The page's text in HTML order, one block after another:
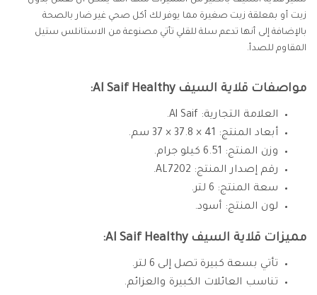
زيت أو بمعلقة زيت صغيرة مما يوفر لك أكل صحي غير ضار بالصحة
بالإضافة إلى أنها تدعم سلة للقلي تأتي مصنوعة من الاستانلس ستيل
المقاوم للصدأ.
مواصفات قلاية السيف Al Saif Healthy:
العلامة التجارية: ‎Al Saif.
أبعاد المنتج: 41 × 37.8 × 37 سم.
وزن المنتج: 6.51 كيلو جرام.
رقم إصدار المنتج: ‎AL7202.
سعة المنتج: 6 لتر.
لون المنتج: أسود.
مميزات قلاية السيف Al Saif Healthy:
تأتي بسعة كبيرة تصل إلى 6 لتر.
تناسب العائلات الكبيرة والعزائم.